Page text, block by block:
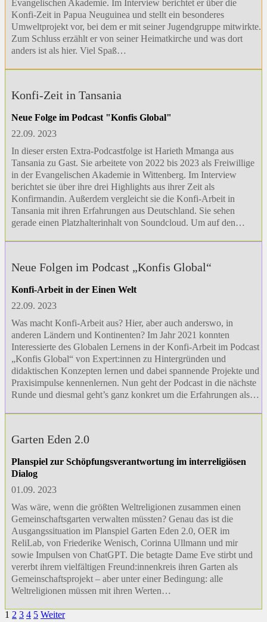
Evangelischen Akademie. Im Interview berichtet er über die
Konfi-Zeit in Papua Neuguinea und stellt ein besonderes
Umweltprojekt vor, bei dem er mit seiner Jugendgruppe mitwirkte.
Zum Schluss erzählt er von seiner Heimatkirche und was dort
anders ist als hier. Viel Spaß…
Konfi-Zeit in Tansania
Neue Folge im Podcast "Konfis Global"
22.09. 2023
In dieser ersten Extra-Podcastfolge ist Harieth Mmanga aus
Tansania zu Gast. Sie arbeitete von 2022 bis 2023 als Freiwillige
in der Evangelischen Akademie in Wittenberg. Im Interview
berichtet sie über ihre drei Highlights aus ihrer Zeit als
Konfirmandin. Außerdem vergleicht sie die Konfi-Arbeit in
Tansania mit ihren Erfahrungen aus Deutschland. Sie sehen
gerade einen Platzhalterinhalt von Soundcloud. Um auf den…
Neue Folgen im Podcast „Konfis Global“
Konfi-Arbeit in der Einen Welt
22.09. 2023
Was macht Konfi-Arbeit aus? Hier, aber auch anderswo, in
anderen Ländern und Kontinenten? Im Jahr 2021 konnten
Interessierte des Globalen Lernens in der Konfi-Arbeit im Podcast
„Konfis Global“ von Expert:innen zu Hintergründen und
didaktischen Konzepten lernen und dabei spannende Projekte und
Praxisimpulse kennenlernen. Nun geht der Podcast in die nächste
Runde und diesmal geht’s ganz konkret um die Erfahrungen als…
Garten Eden 2.0
Planspiel zur Schöpfungsverantwortung im interreligiösen
Dialog
01.09. 2023
Was wäre, wenn die größten Weltreligionen zusammen einen
Gemeinschaftsgarten verwalten müssten? Genau das ist die
Ausgangssituation im Planspiel Garten Eden 2.0, OER im
ReliLab, von Friederike Wenisch, Corinna Ullmann und mir
sowie Impulsen von ChatGPT. Die betagte Dame Eve stirbt und
vererbt ihrem vielfältigen Freund:innenkreis ihren Garten als
Gemeinschaftsprojekt – aber unter einer Bedingung: alle
Weltreligionen müssen mit ihren Werten…
1 2 3 4 5 Weiter